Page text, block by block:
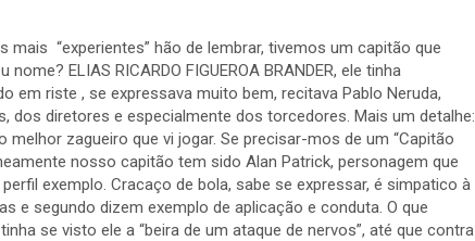
mais “experientes” hão de lembrar, tivemos um capitão que
ELIAS RICARDO FIGUEROA BRANDER, ele tinha
em riste , se expressava muito bem, recitava Pablo Neruda,
dos diretores e especialmente dos torcedores. Mais um detalhe:
melhor zagueiro que vi jogar. Se precisar-mos de um “Capitão
nosso capitão tem sido Alan Patrick, personagem que
exemplo. Cracaço de bola, sabe se expressar, é simpatico à
e segundo dizem exemplo de aplicação e conduta. O que
se visto ele a “beira de um ataque de nervos”, até que contra